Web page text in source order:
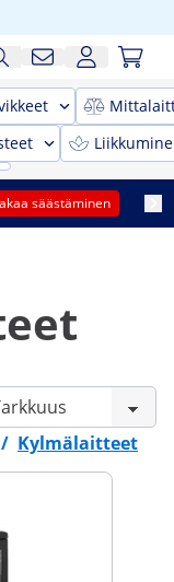
säästäminen
/ Kylmälaitteet